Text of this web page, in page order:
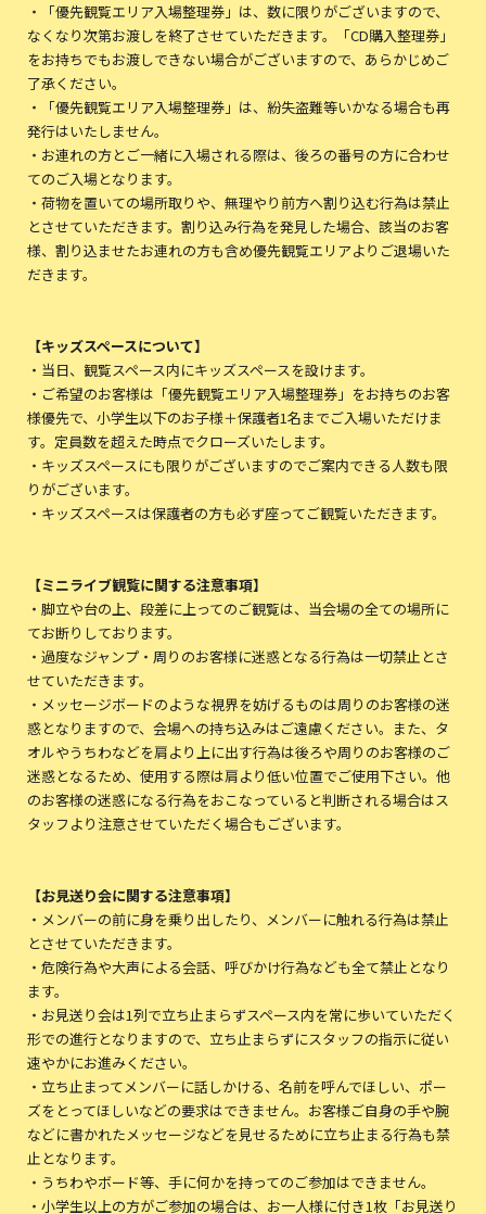
・「優先観覧エリア入場整理券」は、数に限りがございますので、
なくなり次第お渡しを終了させていただきます。「CD購入整理券」
をお持ちでもお渡しできない場合がございますので、あらかじめご
了承ください。
・「優先観覧エリア入場整理券」は、紛失盗難等いかなる場合も再
発行はいたしません。
・お連れの方とご一緒に入場される際は、後ろの番号の方に合わせ
てのご入場となります。
・荷物を置いての場所取りや、無理やり前方へ割り込む行為は禁止
とさせていただきます。割り込み行為を発見した場合、該当のお客
様、割り込ませたお連れの方も含め優先観覧エリアよりご退場いた
だきます。
【キッズスペースについて】
・当日、観覧スペース内にキッズスペースを設けます。
・ご希望のお客様は「優先観覧エリア入場整理券」をお持ちのお客
様優先で、小学生以下のお子様＋保護者1名までご入場いただけま
す。定員数を超えた時点でクローズいたします。
・キッズスペースにも限りがございますのでご案内できる人数も限
りがございます。
・キッズスペースは保護者の方も必ず座ってご観覧いただきます。
【ミニライブ観覧に関する注意事項】
・脚立や台の上、段差に上ってのご観覧は、当会場の全ての場所に
てお断りしております。
・過度なジャンプ・周りのお客様に迷惑となる行為は一切禁止とさ
せていただきます。
・メッセージボードのような視界を妨げるものは周りのお客様の迷
惑となりますので、会場への持ち込みはご遠慮ください。また、タ
オルやうちわなどを肩より上に出す行為は後ろや周りのお客様のご
迷惑となるため、使用する際は肩より低い位置でご使用下さい。他
のお客様の迷惑になる行為をおこなっていると判断される場合はス
タッフより注意させていただく場合もございます。
【お見送り会に関する注意事項】
・メンバーの前に身を乗り出したり、メンバーに触れる行為は禁止
とさせていただきます。
・危険行為や大声による会話、呼びかけ行為なども全て禁止となり
ます。
・お見送り会は1列で立ち止まらずスペース内を常に歩いていただく
形での進行となりますので、立ち止まらずにスタッフの指示に従い
速やかにお進みください。
・立ち止まってメンバーに話しかける、名前を呼んでほしい、ポー
ズをとってほしいなどの要求はできません。お客様ご自身の手や腕
などに書かれたメッセージなどを見せるために立ち止まる行為も禁
止となります。
・うちわやボード等、手に何かを持ってのご参加はできません。
・小学生以上の方がご参加の場合は、お一人様に付き1枚「お見送り